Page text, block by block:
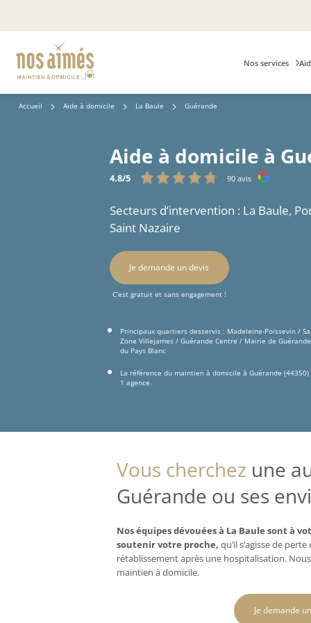
Nos services
Accueil Aide à domicile La Baule Guérande
Aide à domicile à
4.8/5 90 avis
Secteurs d’intervention : La Baule,
Saint Nazaire
Je demande un devis
C’est gratuit et sans engagement !
Principaux quartiers desservis : Madeleine-Poissevin /
Zone Villejames / Guérande Centre / Mairie de
du Pays Blanc
La référence du maintien à domicile à Guérande
1 agence.
Vous cherchez une
Guérande ou ses
Nos équipes dévouées à La Baule sont à
soutenir votre proche, qu’il s’agisse de
rétablissement après une hospitalisation.
maintien à domicile.
Je demande